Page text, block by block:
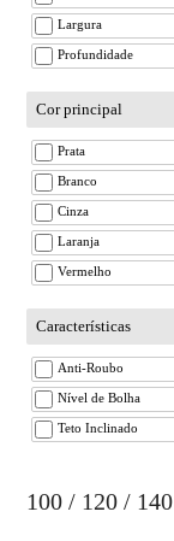
Largura
Profundidade
Cor principal
Prata
Branco
Cinza
Laranja
Vermelho
Características
Anti-Roubo
Nível de Bolha
Teto Inclinado
100 / 120 / 140